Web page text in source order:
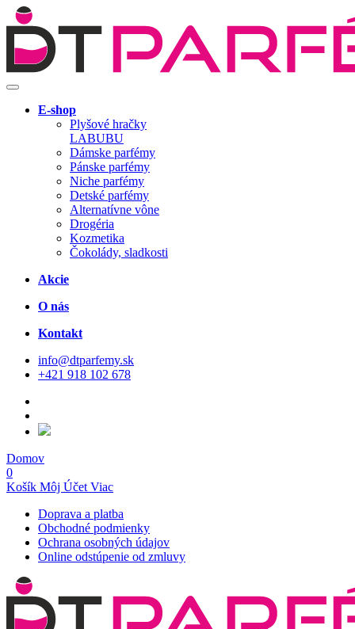
E-shop
Plyšové hračky
LABUBU
Dámske parfémy
Pánske parfémy
Niche parfémy
Detské parfémy
Alternatívne vône
Drogéria
Kozmetika
Čokolády, sladkosti
Akcie
O nás
Kontakt
info@dtparfemy.sk
+421 918 102 678
Domov
0
Košík Môj Účet Viac
Doprava a platba
Obchodné podmienky
Ochrana osobných údajov
Online odstúpenie od zmluvy